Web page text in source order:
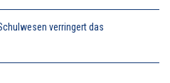
verringert das